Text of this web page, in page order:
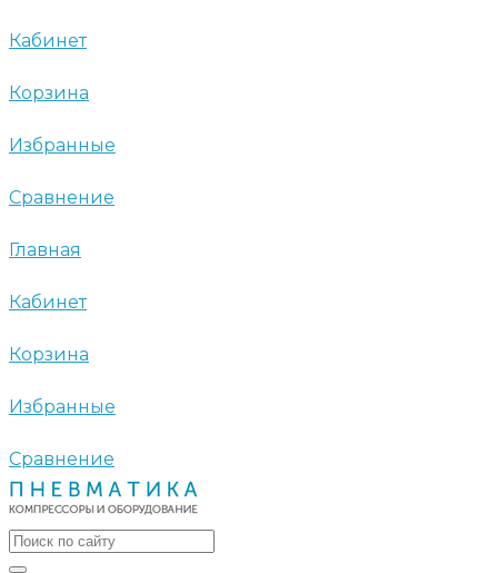
Кабинет
Корзина
Избранные
Сравнение
Главная
Кабинет
Корзина
Избранные
Сравнение